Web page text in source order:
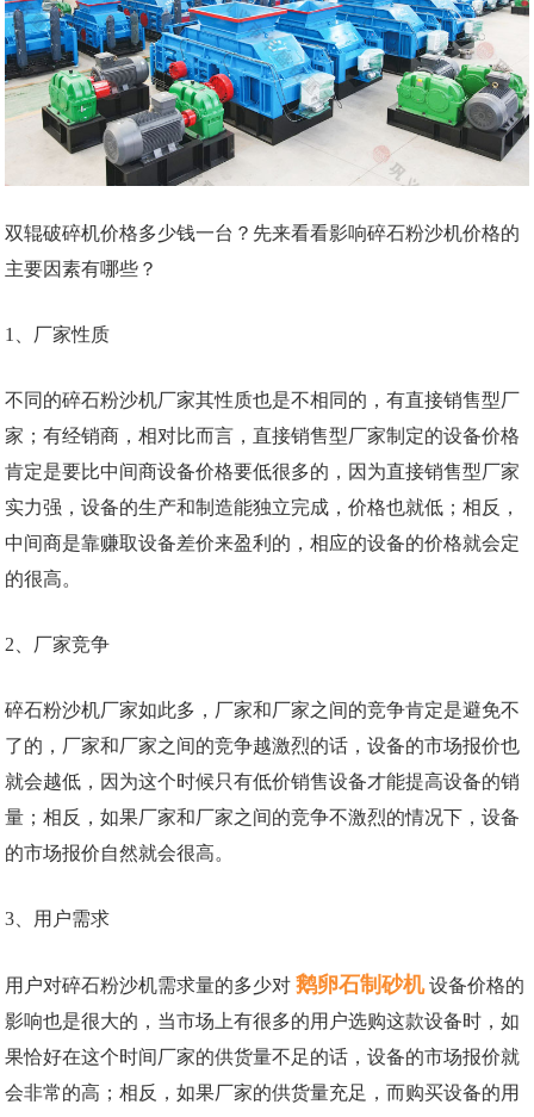
双辊破碎机价格多少钱一台？先来看看影响碎石粉沙机价格的
主要因素有哪些？
1、厂家性质
不同的碎石粉沙机厂家其性质也是不相同的，有直接销售型厂
家；有经销商，相对比而言，直接销售型厂家制定的设备价格
肯定是要比中间商设备价格要低很多的，因为直接销售型厂家
实力强，设备的生产和制造能独立完成，价格也就低；相反，
中间商是靠赚取设备差价来盈利的，相应的设备的价格就会定
的很高。
2、厂家竞争
碎石粉沙机厂家如此多，厂家和厂家之间的竞争肯定是避免不
了的，厂家和厂家之间的竞争越激烈的话，设备的市场报价也
就会越低，因为这个时候只有低价销售设备才能提高设备的销
量；相反，如果厂家和厂家之间的竞争不激烈的情况下，设备
的市场报价自然就会很高。
3、用户需求
用户对碎石粉沙机需求量的多少对 鹅卵石制砂机 设备价格的
影响也是很大的，当市场上有很多的用户选购这款设备时，如
果恰好在这个时间厂家的供货量不足的话，设备的市场报价就
会非常的高；相反，如果厂家的供货量充足，而购买设备的用